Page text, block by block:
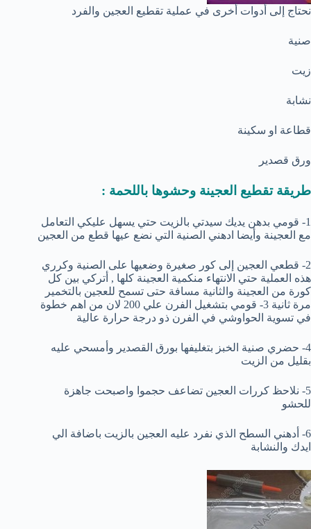
نحتاج إلى أدوات أخرى في عملية تقطيع العجين والفرد
صنية
زيت
نشابة
قطاعة او سكينة
ورق قصدير
طريقة تقطيع العجينة وحشوها باللحمة :
1- قومي بدهن يديك سيدتي بالزيت حتي يسهل عليكي التعامل
مع العجينة وأيضا ادهني الصنية التي نضع عيها قطع من العجين
2- قطعي العجين إلى كور صغيرة وضعيها على الصنية وكرري
هذه العملية حتي الانتهاء منكمية العجينة كلها , أتركي بين كل
كورة من العجينة والثانية مسافة حتى تسمح للعجين بالتخمير
مرة ثانية 3- قومي بتشغيل الفرن علي 200 لان من اهم خطوة
في تسوية الحواوشي في الفرن ذو درجة حرارة عالية
4- حضري صنية الخبز بتغليفها بورق القصدير وأمسحي عليه
بقليل من الزيت
5- نلاحظ كررات العجين تضاعف حجموا واصبحت جاهزة
للحشو
6- أدهني السطح الذي نفرد عليه العجين بالزيت باضافة الي
ايدك والنشابة